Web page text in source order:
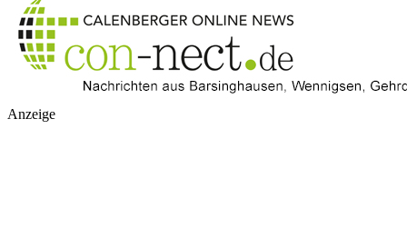
Anzeige